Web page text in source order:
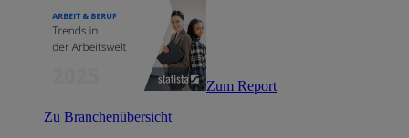
Zum Report
Zu Branchenübersicht